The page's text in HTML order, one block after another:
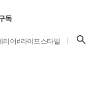
독
리어#라이프스타일